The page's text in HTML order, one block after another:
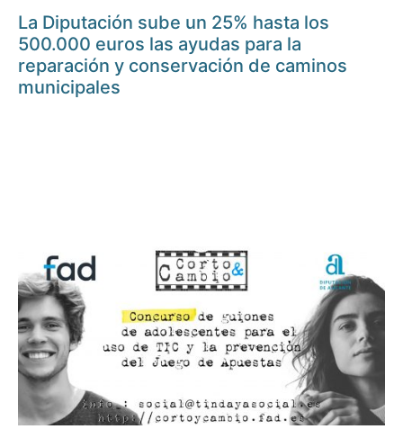
La Diputación sube un 25% hasta los
500.000 euros las ayudas para la
reparación y conservación de caminos
municipales